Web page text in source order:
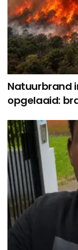
Natuurbrand
opgelaaid: